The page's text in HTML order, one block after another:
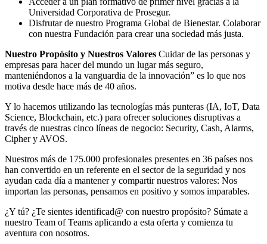
Universidad Corporativa de Prosegur.
Disfrutar de nuestro Programa Global de Bienestar. Colaborar
con nuestra Fundación para crear una sociedad más justa.
Nuestro Propósito y Nuestros Valores Cuidar de las personas y
empresas para hacer del mundo un lugar más seguro,
manteniéndonos a la vanguardia de la innovación” es lo que nos
motiva desde hace más de 40 años.
Y lo hacemos utilizando las tecnologías más punteras (IA, IoT, Data
Science, Blockchain, etc.) para ofrecer soluciones disruptivas a
través de nuestras cinco líneas de negocio: Security, Cash, Alarms,
Cipher y AVOS.
Nuestros más de 175.000 profesionales presentes en 36 países nos
han convertido en un referente en el sector de la seguridad y nos
ayudan cada día a mantener y compartir nuestros valores: Nos
importan las personas, pensamos en positivo y somos imparables.
¿Y tú? ¿Te sientes identificad@ con nuestro propósito? Súmate a
nuestro Team of Teams aplicando a esta oferta y comienza tu
aventura con nosotros.